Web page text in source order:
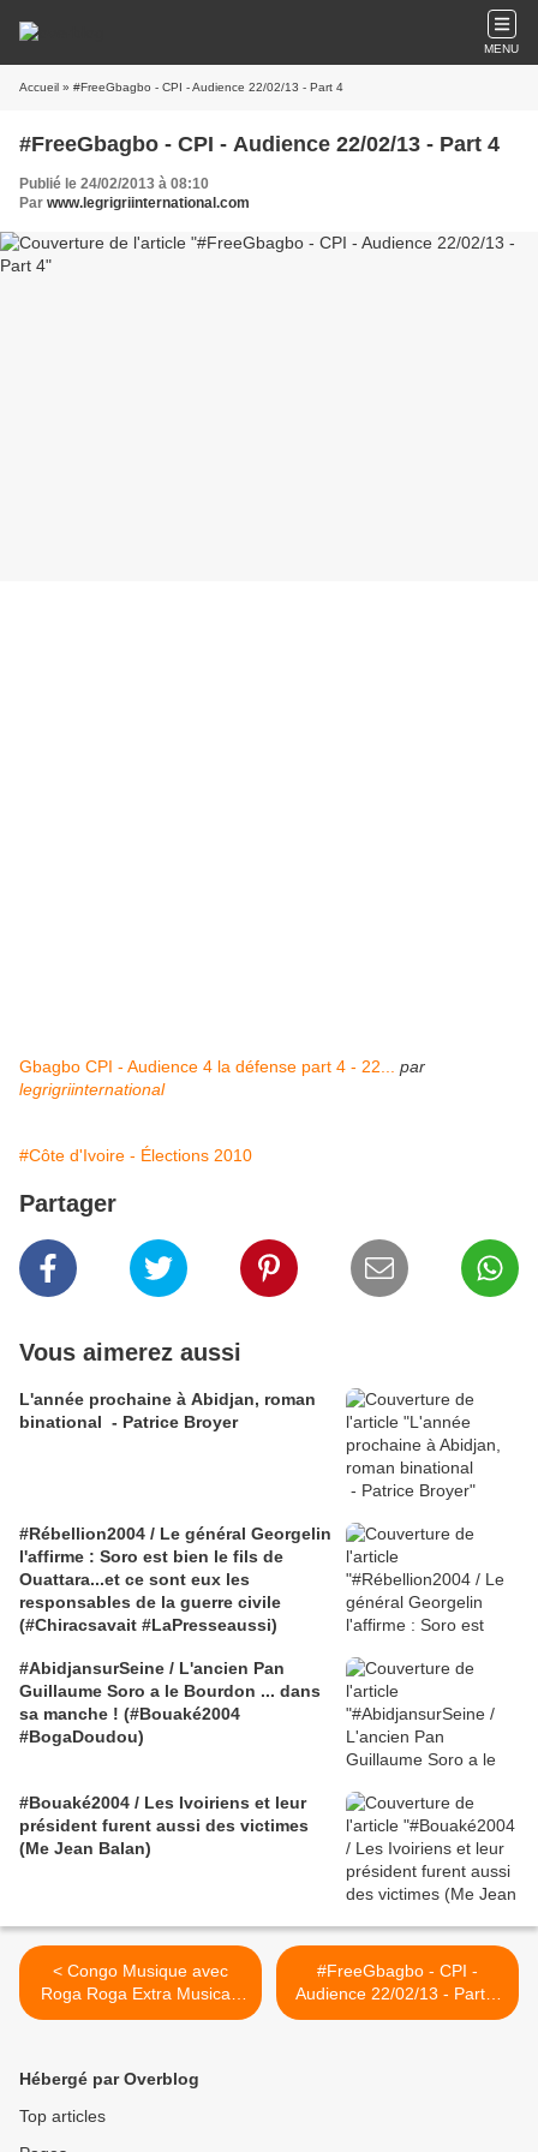
MENU
Accueil » #FreeGbagbo - CPI - Audience 22/02/13 - Part 4
#FreeGbagbo - CPI - Audience 22/02/13 - Part 4
Publié le 24/02/2013 à 08:10
Par www.legrigriinternational.com
Gbagbo CPI - Audience 4 la défense part 4 - 22...
par
legrigriinternational
#Côte d'Ivoire - Élections 2010
Partager
Vous aimerez aussi
L'année prochaine à Abidjan, roman
binational - Patrice Broyer
#Rébellion2004 / Le général Georgelin
l'affirme : Soro est bien le fils de
Ouattara...et ce sont eux les
responsables de la guerre civile
(#Chiracsavait #LaPresseaussi)
#AbidjansurSeine / L'ancien Pan
Guillaume Soro a le Bourdon ... dans
sa manche ! (#Bouaké2004
#BogaDoudou)
#Bouaké2004 / Les Ivoiriens et leur
président furent aussi des victimes
(Me Jean Balan)
< Congo Musique avec
Roga Roga Extra Musica :
Les Gouts et les Couleurs
#FreeGbagbo - CPI -
Audience 22/02/13 - Part 3
>
Hébergé par Overblog
Top articles